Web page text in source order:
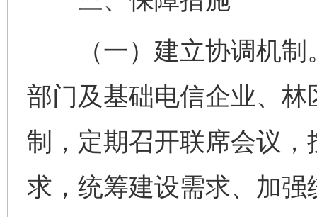
（一）建立协调机制
部门及基础电信企业、
制，定期召开联席会议
求，统筹建设需求、加